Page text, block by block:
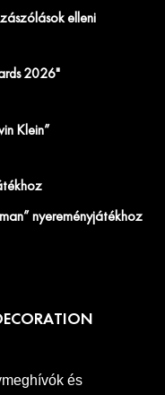
elleni
2026"
Klein”
nyereményjátékhoz
és